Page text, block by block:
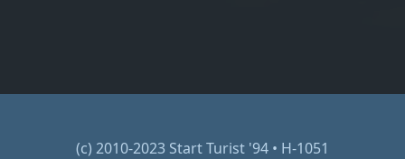
(c) 2010-2023 Start Turist '94 • H-1051